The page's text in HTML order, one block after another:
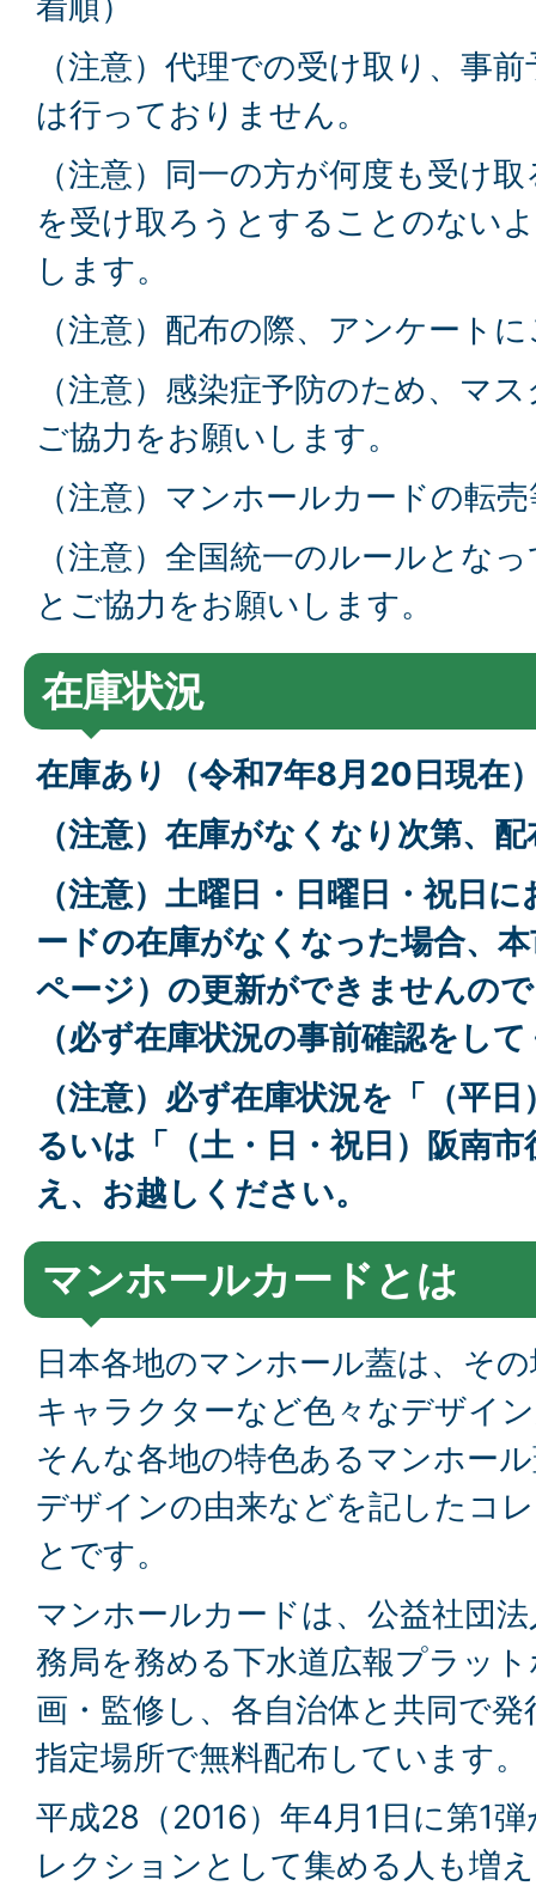
（注意）代理での受け取り、事
は行っておりません。
（注意）同一の方が何度も受け
を受け取ろうとすることのない
します。
（注意）配布の際、アンケート
（注意）感染症予防のため、マ
ご協力をお願いします。
（注意）マンホールカードの転
（注意）全国統一のルールとな
とご協力をお願いします。
在庫状況
在庫あり（令和7年8月20日現在
（注意）在庫がなくなり次第、
（注意）土曜日・日曜日・祝日
ードの在庫がなくなった場合、
ページ）の更新ができませんの
（必ず在庫状況の事前確認をし
（注意）必ず在庫状況を「（平
るいは「（土・日・祝日）阪南
え、お越しください。
マンホールカードとは
日本各地のマンホール蓋は、そ
キャラクターなど色々なデザイ
そんな各地の特色あるマンホー
デザインの由来などを記したコ
とです。
マンホールカードは、公益社団
務局を務める下水道広報プラッ
画・監修し、各自治体と共同で
指定場所で無料配布しています。
平成28（2016）年4月1日に第1
レクションとして集める人も増